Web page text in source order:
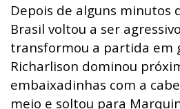
Depois de alguns minutos
Brasil voltou a ser
transformou a partida em
Richarlison dominou
embaixadinhas com a
meio e soltou para